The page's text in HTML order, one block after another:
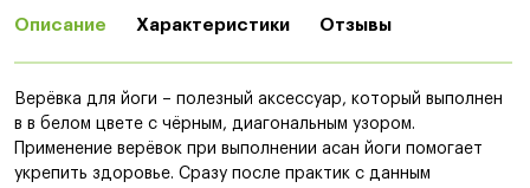
Описание Характеристики Отзывы
Верёвка для йоги – полезный аксессуар, который выполнен
в в белом цвете с чёрным, диагональным узором.
Применение верёвок при выполнении асан йоги помогает
укрепить здоровье. Сразу после практик с данным